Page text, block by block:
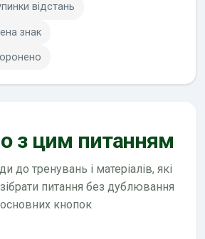
відстань
знак
з цим питанням
до тренувань і матеріалів, які
питання без дублювання
основних кнопок